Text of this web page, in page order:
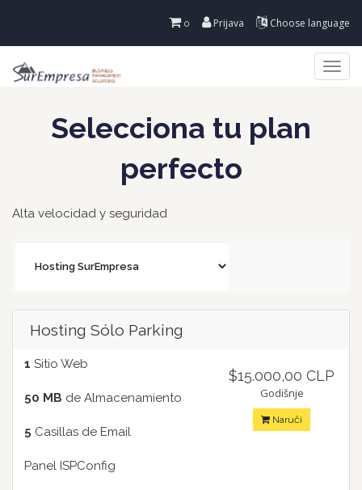
Choose language
Prijava
0
Selecciona tu plan
perfecto
Alta velocidad y seguridad
Hosting Sólo Parking
1 Sitio Web
50 MB de Almacenamiento
5 Casillas de Email
Panel ISPConfig
$15.000,00 CLP
Godišnje
Naruči